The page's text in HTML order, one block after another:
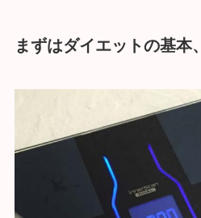
まずはダイエットの基本